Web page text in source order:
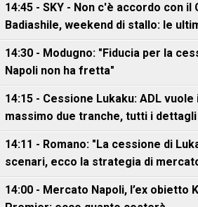
14:45 - SKY - Non c'è accordo con il
Badiashile, weekend di stallo: le
14:30 - Modugno: "Fiducia per la
Napoli non ha fretta"
14:15 - Cessione Lukaku: ADL
massimo due tranche, tutti i dettagli
14:11 - Romano: "La cessione di
scenari, ecco la strategia di
14:00 - Mercato Napoli, l’ex obietto